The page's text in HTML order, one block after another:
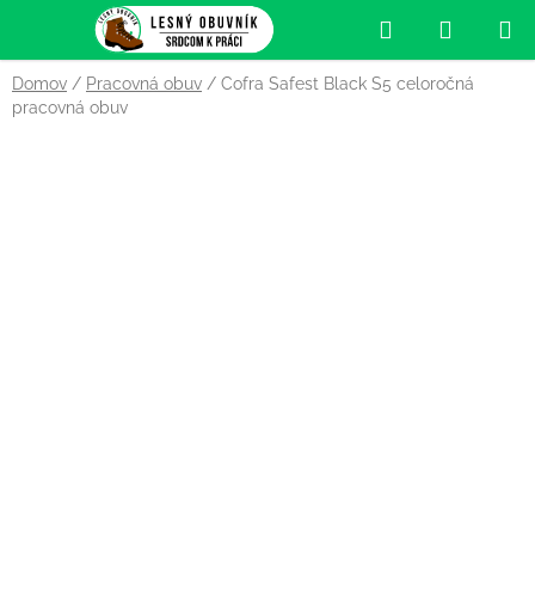
obsah
Hľadať
KOŠÍK
Domov / Pracovná obuv / Cofra Safest Black S5 celoročná
pracovná obuv